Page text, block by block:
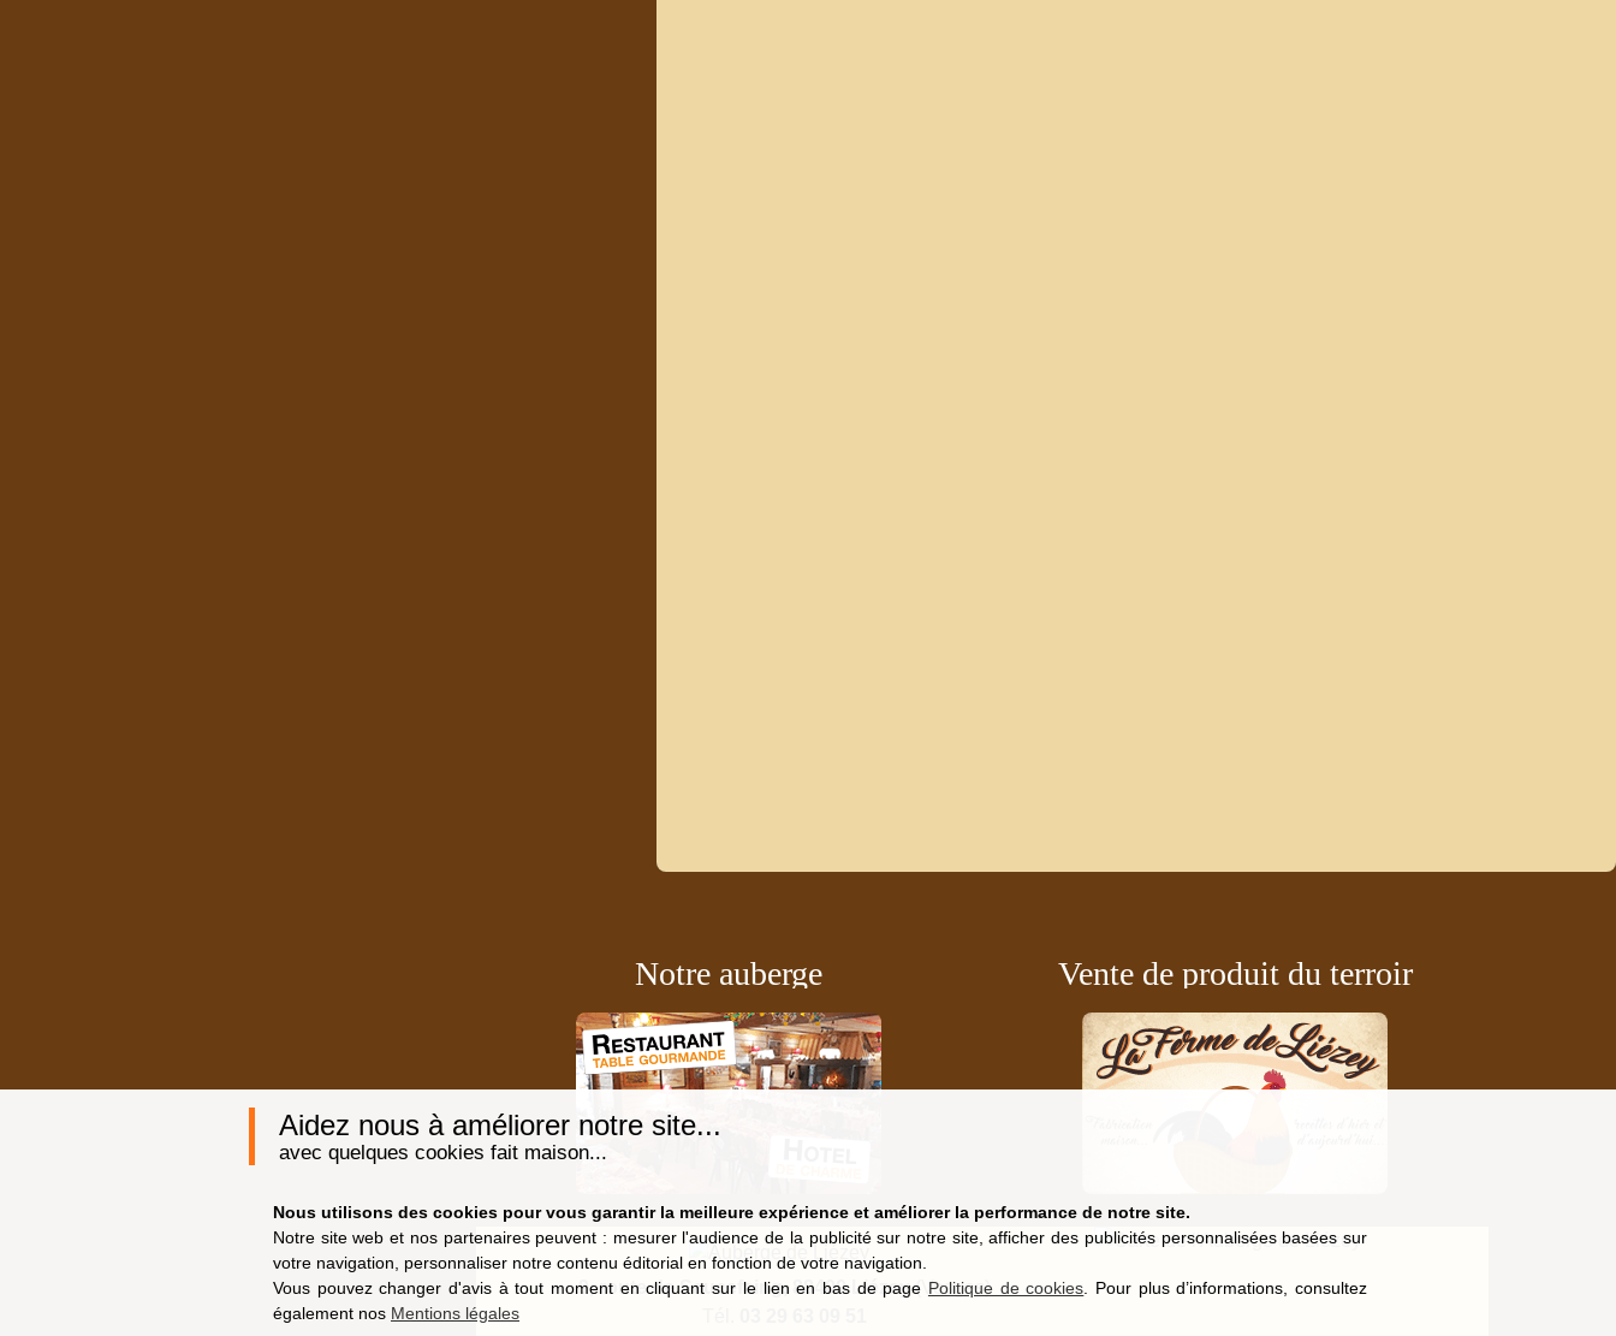
Aidez nous à améliorer notre site...
avec quelques cookies fait maison...
Nous utilisons des cookies pour vous garantir la meilleure expérience et améliorer la performance de notre site.
Notre site web et nos partenaires peuvent : mesurer l'audience de la publicité sur notre site, afficher des publicités personnalisées basées sur
votre navigation, personnaliser notre contenu éditorial en fonction de votre navigation.
Vous pouvez changer d'avis à tout moment en cliquant sur le lien en bas de page Politique de cookies . Pour plus d’informations, consultez
également nos Mentions légales
Notre auberge Vente de produit du terroir
9, route de Saucefaing, 88400 Liézey(Vosges)